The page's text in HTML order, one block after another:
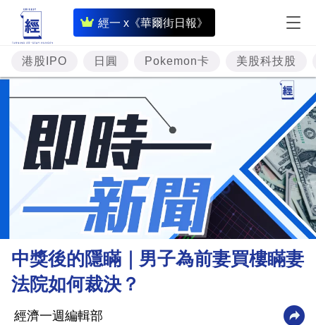
經一 x《華爾街日報》
即
時
財
經
專
題
投
資
樓
市
財
商
業
港股IPO 日圓 Pokemon卡 美股科技股
中獎後的隱瞞｜男子為前妻買樓瞞妻
法院如何裁決？
經濟一週編輯部